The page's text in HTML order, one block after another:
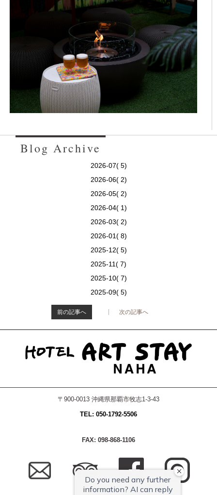
Blog Archive
2026-07( 5)
2026-06( 2)
2026-05( 2)
2026-04( 1)
2026-03( 2)
2026-01( 8)
2025-12( 5)
2025-11( 7)
2025-10( 7)
2025-09( 5)
前の記事へ 次の記事へ
〒900-0013 沖縄県那覇市牧志1-3-43
TEL: 050-1792-5506
FAX: 098-868-1106